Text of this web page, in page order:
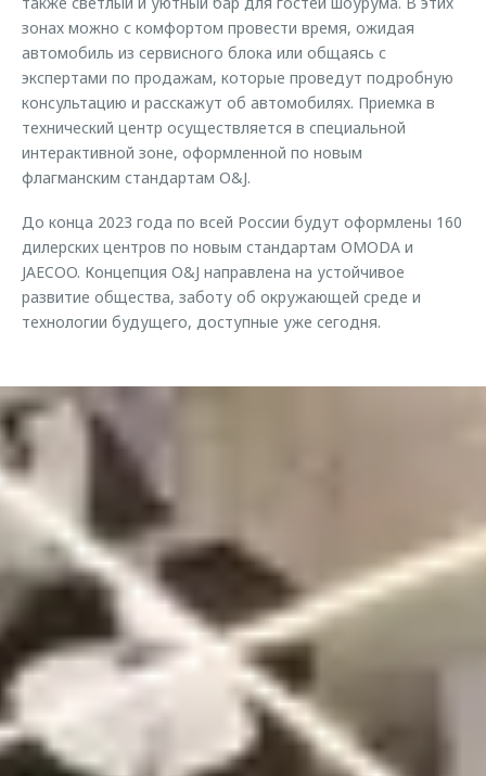
зонах можно с комфортом провести время, ожидая
автомобиль из сервисного блока или общаясь с
экспертами по продажам, которые проведут подробную
консультацию и расскажут об автомобилях. Приемка в
технический центр осуществляется в специальной
интерактивной зоне, оформленной по новым
флагманским стандартам O&J.
До конца 2023 года по всей России будут оформлены 160
дилерских центров по новым стандартам OMODA и
JAECOO. Концепция O&J направлена на устойчивое
развитие общества, заботу об окружающей среде и
технологии будущего, доступные уже сегодня.